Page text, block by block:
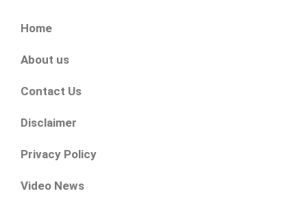
Home
About us
Contact Us
Disclaimer
Privacy Policy
Video News